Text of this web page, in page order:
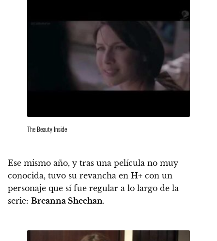
The Beauty Inside
Ese mismo año, y tras una película no muy
conocida, tuvo su revancha en H+ con un
personaje que sí fue regular a lo largo de la
serie: Breanna Sheehan.